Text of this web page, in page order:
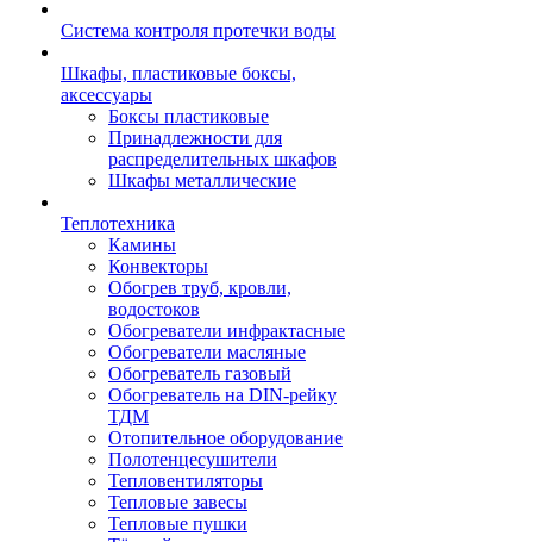
Система контроля протечки воды
Шкафы, пластиковые боксы,
аксессуары
Боксы пластиковые
Принадлежности для
распределительных шкафов
Шкафы металлические
Теплотехника
Камины
Конвекторы
Обогрев труб, кровли,
водостоков
Обогреватели инфрактасные
Обогреватели масляные
Обогреватель газовый
Обогреватель на DIN-рейку
ТДМ
Отопительное оборудование
Полотенцесушители
Тепловентиляторы
Тепловые завесы
Тепловые пушки